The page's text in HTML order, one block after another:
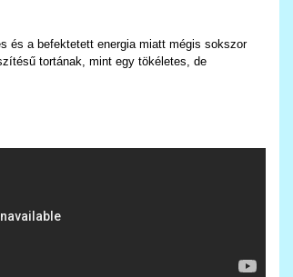
és a befektetett energia miatt mégis sokszor
tortának, mint egy tökéletes, de